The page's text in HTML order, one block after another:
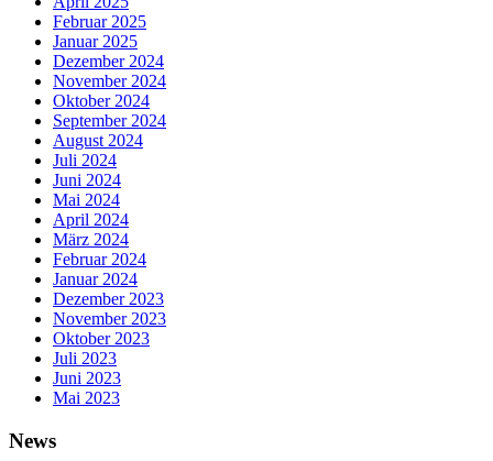
Februar 2025
Januar 2025
Dezember 2024
November 2024
Oktober 2024
September 2024
August 2024
Juli 2024
Juni 2024
Mai 2024
April 2024
März 2024
Februar 2024
Januar 2024
Dezember 2023
November 2023
Oktober 2023
Juli 2023
Juni 2023
Mai 2023
News